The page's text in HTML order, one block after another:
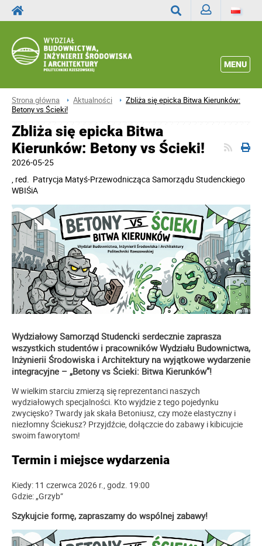
MENU
Strona główna Aktualności
Zbliża się epicka Bitwa Kierunków:
Betony vs Ścieki!
Zbliża się epicka Bitwa
Kierunków: Betony vs Ścieki!
2026-05-25
, red. Patrycja Matyś-Przewodnicząca Samorządu Studenckiego
WBIŚiA
Wydziałowy Samorząd Studencki serdecznie zaprasza
wszystkich studentów i pracowników Wydziału Budownictwa,
Inżynierii Środowiska i Architektury na wyjątkowe wydarzenie
integracyjne – „Betony vs Ścieki: Bitwa Kierunków”!
W wielkim starciu zmierzą się reprezentanci naszych
wydziałowych specjalności. Kto wyjdzie z tego pojedynku
zwycięsko? Twardy jak skała Betoniusz, czy może elastyczny i
niezłomny Ściekusz? Przyjdźcie, dołączcie do zabawy i kibicujcie
swoim faworytom!
Termin i miejsce wydarzenia
Kiedy: 11 czerwca 2026 r., godz. 19:00
Gdzie: „Grzyb”
Szykujcie formę, zapraszamy do wspólnej zabawy!